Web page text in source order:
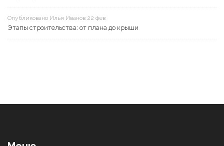
Опубликовано Илья Иванов 22 фев
Этапы строительства: от плана до крыши